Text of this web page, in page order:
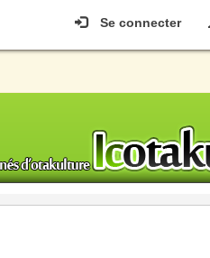
Se connecter